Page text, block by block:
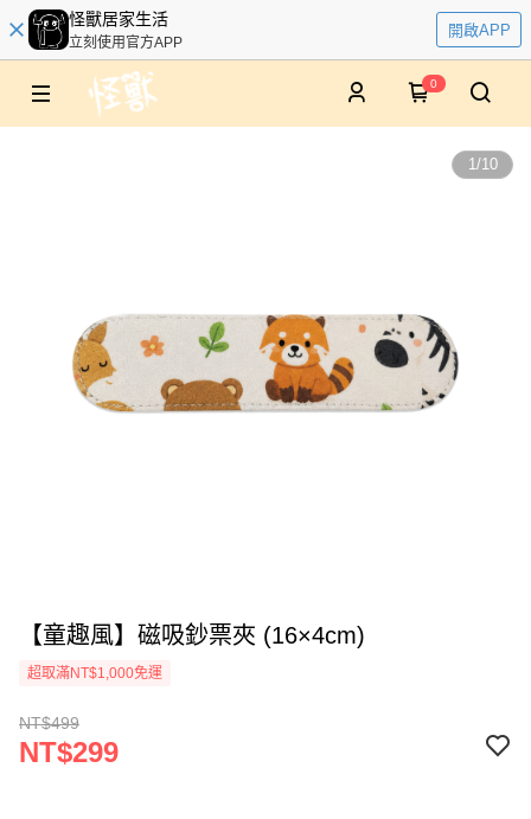
怪獸居家生活
立刻使用官方APP
開啟APP
0
1/10
【童趣風】磁吸鈔票夾 (16×4cm)
超取滿NT$1,000免運
NT$499
NT$299